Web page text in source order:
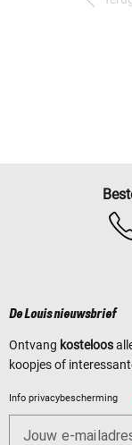
De Louis nieuwsbrief
Ontvang kosteloos
koopjes of
Info privacybescherming
Jouw e-